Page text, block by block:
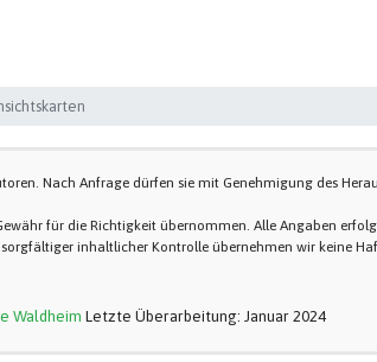
Nach Anfrage dürfen sie mit Genehmigung des
für die Richtigkeit übernommen. Alle Angaben
inhaltlicher Kontrolle übernehmen wir keine
Waldheim Letzte Überarbeitung: Januar 2024